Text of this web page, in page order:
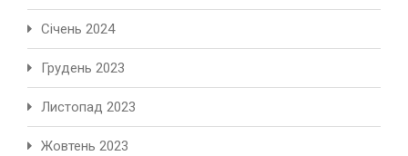
Січень 2024
Грудень 2023
Листопад 2023
Жовтень 2023